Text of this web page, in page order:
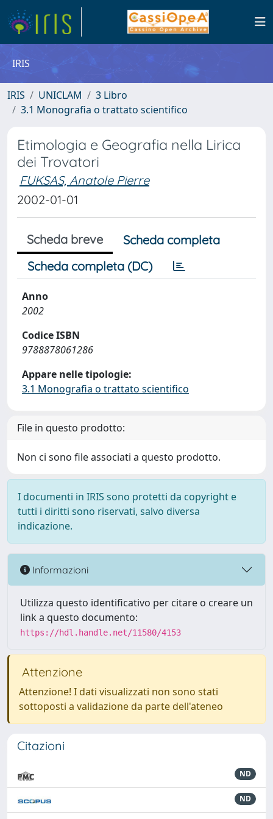
IRIS
IRIS UNICLAM
3 Libro
3.1 Monografia o trattato scientifico
Etimologia e Geografia nella Lirica
dei Trovatori
FUKSAS, Anatole Pierre
2002-01-01
Scheda breve
Scheda completa
Scheda completa (DC)
Anno
2002
Codice ISBN
9788878061286
Appare nelle tipologie:
3.1 Monografia o trattato scientifico
File in questo prodotto:
Non ci sono file associati a questo prodotto.
I documenti in IRIS sono protetti da copyright e
tutti i diritti sono riservati, salvo diversa
indicazione.
Informazioni
Utilizza questo identificativo per citare o creare un
link a questo documento:
https://hdl.handle.net/11580/4153
Attenzione
Attenzione! I dati visualizzati non sono stati
sottoposti a validazione da parte dell'ateneo
Citazioni
ND
ND